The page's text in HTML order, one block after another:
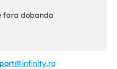
fara dobanda